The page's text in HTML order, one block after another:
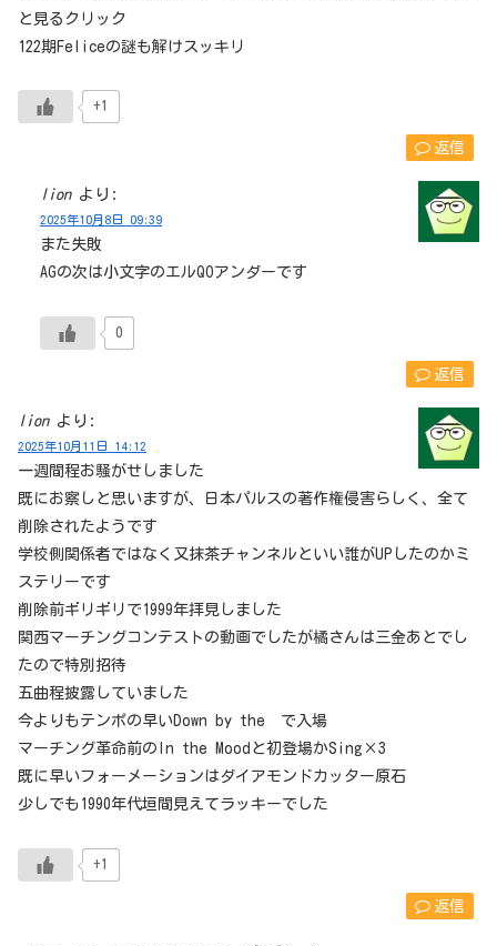
と見るクリック
122期Feliceの謎も解けスッキリ
+1
返信
lion より:
2025年10月8日 09:39
また失敗
AGの次は小文字のエルQOアンダーです
0
返信
lion より:
2025年10月11日 14:12
一週間程お騒がせしました
既にお察しと思いますが、日本パルスの著作権侵害らしく、全て
削除されたようです
学校側関係者ではなく又抹茶チャンネルといい誰がUPしたのかミ
ステリーです
削除前ギリギリで1999年拝見しました
関西マーチングコンテストの動画でしたが橘さんは三金あとでし
たので特別招待
五曲程披露していました
今よりもテンポの早いDown by the で入場
マーチング革命前のIn the Moodと初登場かSing×3
既に早いフォーメーションはダイアモンドカッター原石
少しでも1990年代垣間見えてラッキーでした
+1
返信